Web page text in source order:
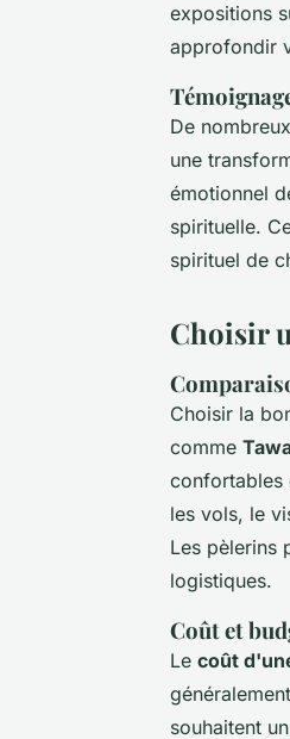
expositions
approfondir
De
une
émotionnel
spirituelle.
spirituel de
Choisir
Choisir la
comme
confortables
les vols, le
Les pèlerins
logistiques.
Coût et
Le coût
souhaitent